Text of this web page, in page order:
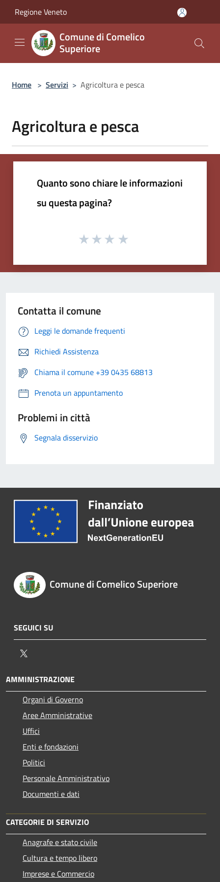
Regione Veneto
Comune di Comelico
Superiore
Home > Servizi > Agricoltura e pesca
Agricoltura e pesca
Quanto sono chiare le informazioni
su questa pagina?
Contatta il comune
Leggi le domande frequenti
Richiedi Assistenza
Chiama il comune +39 0435 68813
Prenota un appuntamento
Problemi in città
Segnala disservizio
Comune di Comelico Superiore
SEGUICI SU
AMMINISTRAZIONE
Organi di Governo
Aree Amministrative
Uffici
Enti e fondazioni
Politici
Personale Amministrativo
Documenti e dati
CATEGORIE DI SERVIZIO
Anagrafe e stato civile
Cultura e tempo libero
Imprese e Commercio